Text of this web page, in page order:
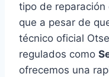
tipo de reparación
que a pesar de
técnico oficial
regulados como
ofrecemos una